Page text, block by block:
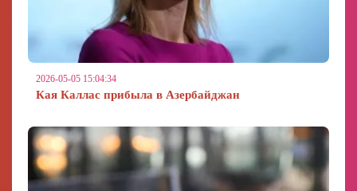
2026-05-05 15:04:34
Кая Каллас прибыла в Азербайджан